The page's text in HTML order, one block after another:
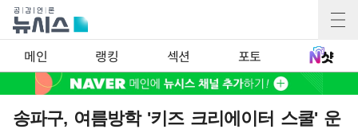
메인 랭킹 섹션 포토
송파구, 여름방학 '키즈 크리에이터 스쿨' 운